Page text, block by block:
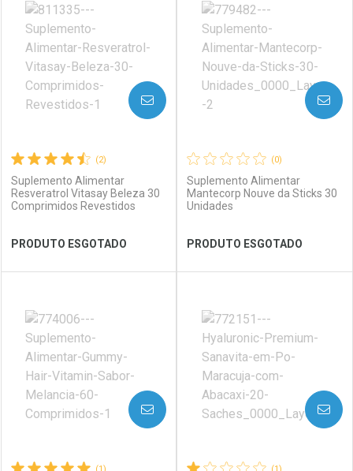
Laboratório
Ver Desconto Convênio
Por Menos Laboratório
Ver Desconto Convênio
Por Menos
(2)
Suplemento Alimentar
Resveratrol Vitasay Beleza 30
Comprimidos Revestidos
PRODUTO ESGOTADO
AVISE-ME
Laboratório
Por Menos
(0)
Suplemento Alimentar
Mantecorp Nouve da Sticks 30
Unidades
PRODUTO ESGOTADO
AVISE-ME
Laboratório
Por Menos
(1)
AVISE-ME
(1)
AVISE-ME